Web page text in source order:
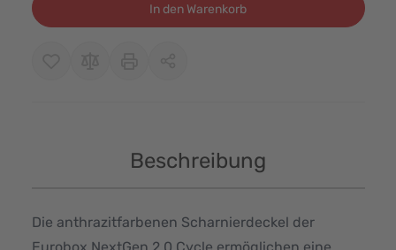
In den Warenkorb
Beschreibung
Die anthrazitfarbenen Scharnierdeckel der